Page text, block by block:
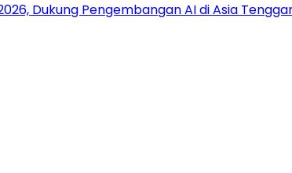
Dukung Pengembangan AI di Asia